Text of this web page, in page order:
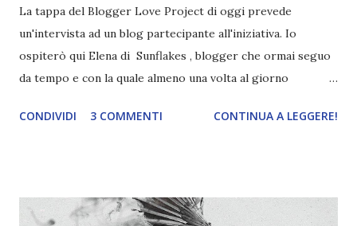
La tappa del Blogger Love Project di oggi prevede
un'intervista ad un blog partecipante all'iniziativa. Io
ospiterò qui Elena di Sunflakes , blogger che ormai seguo
da tempo e con la quale almeno una volta al giorno
approfittarne per dirvi che questo sarà il primo di una
conoscere nuovi blogger e chi si nasconde dietro, ma anche
CONDIVIDI 3 COMMENTI CONTINUA A LEGGERE!